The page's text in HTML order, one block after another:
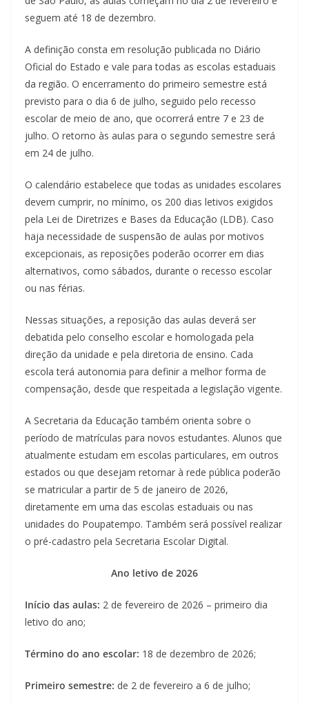
seguem até 18 de dezembro.
A definição consta em resolução publicada no Diário
Oficial do Estado e vale para todas as escolas estaduais
da região. O encerramento do primeiro semestre está
previsto para o dia 6 de julho, seguido pelo recesso
escolar de meio de ano, que ocorrerá entre 7 e 23 de
julho. O retorno às aulas para o segundo semestre será
em 24 de julho.
O calendário estabelece que todas as unidades escolares
devem cumprir, no mínimo, os 200 dias letivos exigidos
pela Lei de Diretrizes e Bases da Educação (LDB). Caso
haja necessidade de suspensão de aulas por motivos
excepcionais, as reposições poderão ocorrer em dias
alternativos, como sábados, durante o recesso escolar
ou nas férias.
Nessas situações, a reposição das aulas deverá ser
debatida pelo conselho escolar e homologada pela
direção da unidade e pela diretoria de ensino. Cada
escola terá autonomia para definir a melhor forma de
compensação, desde que respeitada a legislação vigente.
A Secretaria da Educação também orienta sobre o
período de matrículas para novos estudantes. Alunos que
atualmente estudam em escolas particulares, em outros
estados ou que desejam retornar à rede pública poderão
se matricular a partir de 5 de janeiro de 2026,
diretamente em uma das escolas estaduais ou nas
unidades do Poupatempo. Também será possível realizar
o pré-cadastro pela Secretaria Escolar Digital.
Ano letivo de 2026
Início das aulas: 2 de fevereiro de 2026 – primeiro dia
letivo do ano;
Término do ano escolar: 18 de dezembro de 2026;
Primeiro semestre: de 2 de fevereiro a 6 de julho;